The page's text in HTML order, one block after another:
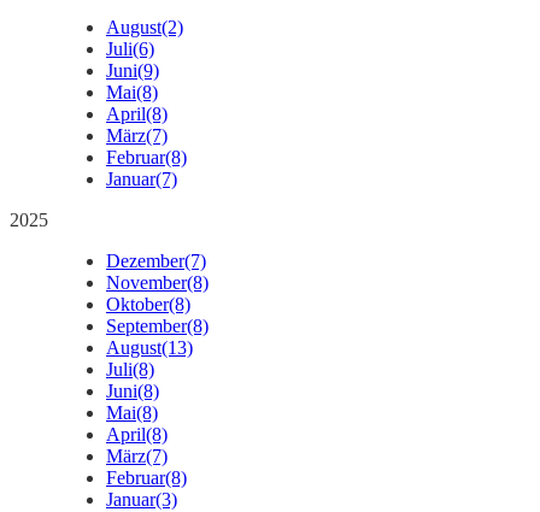
August(2)
Juli(6)
Juni(9)
Mai(8)
April(8)
März(7)
Februar(8)
Januar(7)
2025
Dezember(7)
November(8)
Oktober(8)
September(8)
August(13)
Juli(8)
Juni(8)
Mai(8)
April(8)
März(7)
Februar(8)
Januar(3)